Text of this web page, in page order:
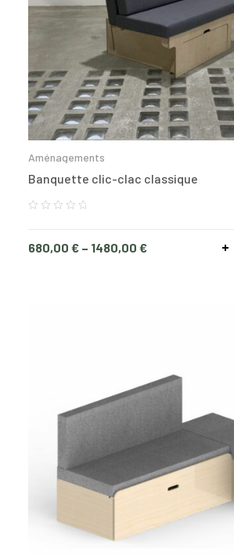
Aménagements
Banquette clic-clac classique
680,00 € – 1480,00 €